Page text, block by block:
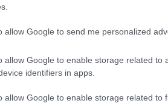
allow Google to send me personalized
allow Google to enable storage related to
identifiers in apps.
allow Google to enable storage related to